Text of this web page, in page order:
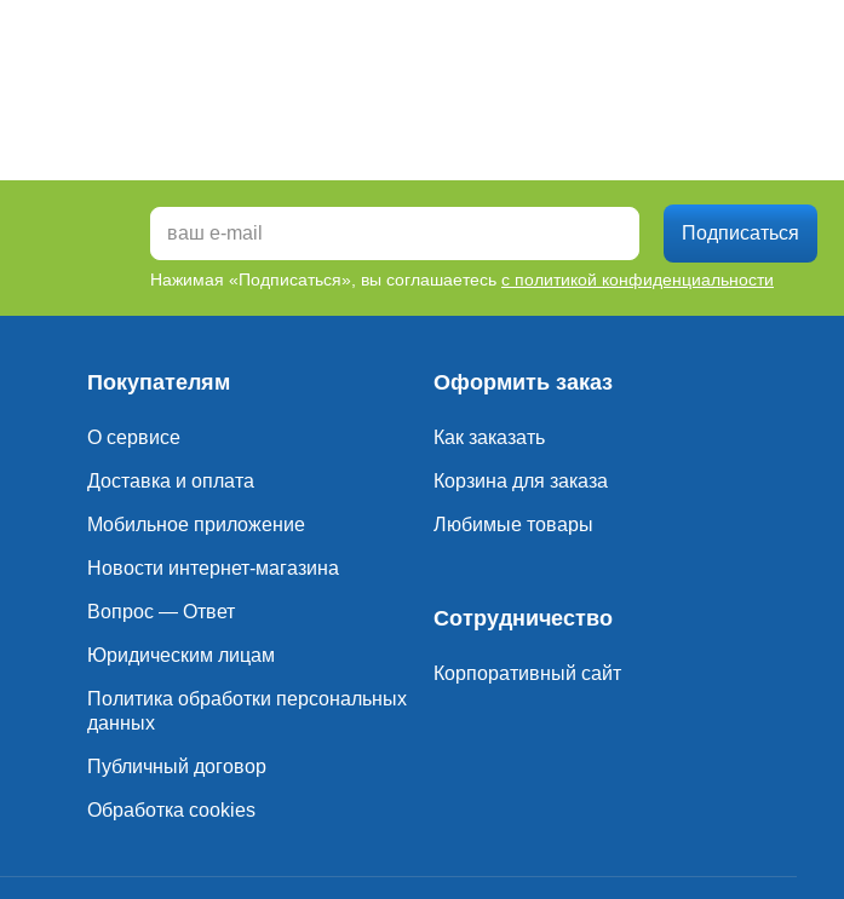
Подписаться
Нажимая «Подписаться», вы соглашаетесь с политикой конфиденциальности
Покупателям
О сервисе
Доставка и оплата
Мобильное приложение
Новости интернет-магазина
Вопрос — Ответ
Юридическим лицам
Политика обработки персональных
данных
Публичный договор
Обработка cookies
Оформить заказ
Как заказать
Корзина для заказа
Любимые товары
Сотрудничество
Корпоративный сайт